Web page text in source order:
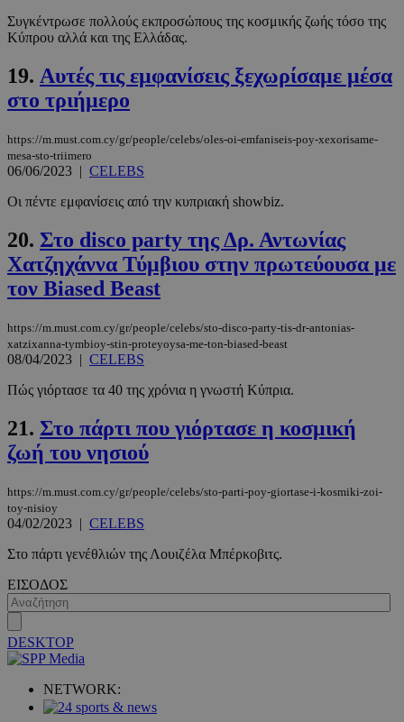
Συγκέντρωσε πολλούς εκπροσώπους της κοσμικής ζωής τόσο της
Κύπρου αλλά και της Ελλάδας.
19. Αυτές τις εμφανίσεις ξεχωρίσαμε μέσα
στο τριήμερο
https://m.must.com.cy/gr/people/celebs/oles-oi-emfaniseis-poy-xexorisame-
mesa-sto-triimero
06/06/2023 | CELEBS
Οι πέντε εμφανίσεις από την κυπριακή showbiz.
20. Στο disco party της Δρ. Αντωνίας
Χατζηχάννα Τύμβιου στην πρωτεύουσα με
τον Biased Beast
https://m.must.com.cy/gr/people/celebs/sto-disco-party-tis-dr-antonias-
xatzixanna-tymbioy-stin-proteyoysa-me-ton-biased-beast
08/04/2023 | CELEBS
Πώς γιόρτασε τα 40 της χρόνια η γνωστή Κύπρια.
21. Στο πάρτι που γιόρτασε η κοσμική
ζωή του νησιού
https://m.must.com.cy/gr/people/celebs/sto-parti-poy-giortase-i-kosmiki-zoi-
toy-nisioy
04/02/2023 | CELEBS
Στο πάρτι γενέθλιών της Λουιζέλα Μπέρκοβιτς.
ΕΙΣΟΔΟΣ
DESKTOP
NETWORK:
CookieScriptConsent
_scc_session
.entelia-
19 λεπτά
PHPSESSID
PHP.net